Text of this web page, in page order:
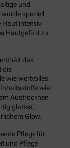
und
speziell
Haut intensiv
Hautgefühl zu
das
die
wie wertvolles
wie
Austrocknen
glattes,
Glow.
Pflege für
und Pflege